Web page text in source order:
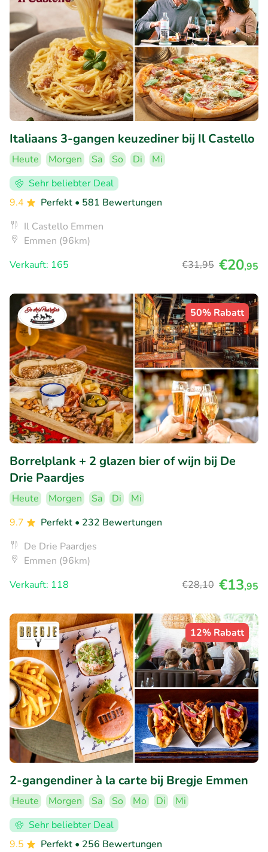
Italiaans 3-gangen keuzediner bij Il Castello
Heute Morgen Sa So Di
Mi
Sehr beliebter Deal
9.4
Perfekt • 581 Bewertungen
Il Castello Emmen
Emmen (96km)
Verkauft: 165
€31,95 €20,95
50% Rabatt
Borrelplank + 2 glazen bier of wijn bij De
Drie Paardjes
Heute Morgen Sa Di
Mi
9.7
Perfekt • 232 Bewertungen
De Drie Paardjes
Emmen (96km)
Verkauft: 118
€28,10 €13,95
12% Rabatt
2-gangendiner à la carte bij Bregje Emmen
Heute Morgen Sa So Mo Di
Mi
Sehr beliebter Deal
9.5
Perfekt • 256 Bewertungen